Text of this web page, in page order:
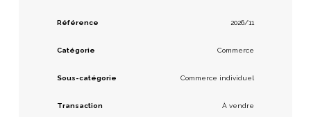
Référence 2026/11
Catégorie Commerce
Sous-catégorie Commerce individuel
Transaction À vendre